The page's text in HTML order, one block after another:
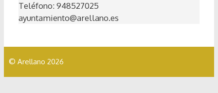
Teléfono: 948527025
ayuntamiento@arellano.es
© Arellano 2026